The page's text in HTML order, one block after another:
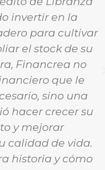
invertir en la
para cultivar
el stock de su
Financrea no
que le
sino una
hacer crecer su
y mejorar
calidad de vida.
historia y cómo